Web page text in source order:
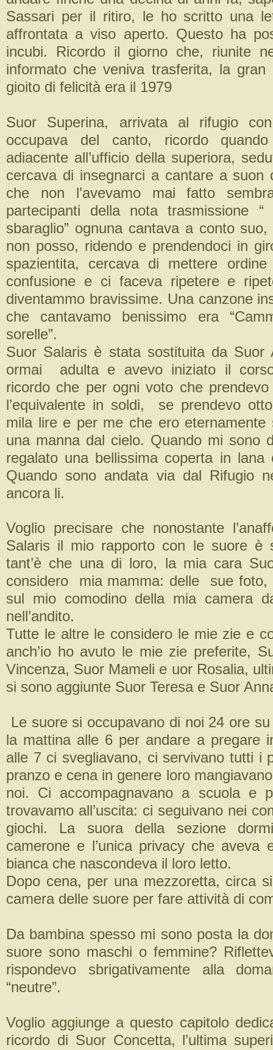
Sassari per il ritiro, le ho scritto una
affrontata a viso aperto. Questo ha
incubi. Ricordo il giorno che, riunite
informato che veniva trasferita, la
gioito di felicità era il 1979
Suor Superina, arrivata al rifugio
occupava del canto, ricordo
adiacente all’ufficio della superiora,
cercava di insegnarci a cantare a suon
che non l’avevamo mai fatto
partecipanti della nota trasmissione
sbaraglio” ognuna cantava a conto
non posso, ridendo e prendendoci in
spazientita, cercava di mettere
confusione e ci faceva ripetere e
diventammo bravissime. Una canzone
che cantavamo benissimo era
sorelle”.
Suor Salaris è stata sostituita da
ormai adulta e avevo iniziato il
ricordo che per ogni voto che
l’equivalente in soldi, se prendevo
mila lire e per me che ero eternamente
una manna dal cielo. Quando mi sono
regalato una bellissima coperta in lana
Quando sono andata via dal Rifugio
ancora li.
Voglio precisare che nonostante
Salaris il mio rapporto con le suore è
tant’è che una di loro, la mia cara
considero mia mamma: delle sue foto,
sul mio comodino della mia camera
nell’andito.
Tutte le altre le considero le mie zie e
anch’io ho avuto le mie zie preferite,
Vincenza, Suor Mameli e uor Rosalia,
si sono aggiunte Suor Teresa e Suor
Le suore si occupavano di noi 24 ore
la mattina alle 6 per andare a pregare
alle 7 ci svegliavano, ci servivano tutti i
pranzo e cena in genere loro
noi. Ci accompagnavano a scuola e
trovavamo all’uscita: ci seguivano nei
giochi. La suora della sezione
camerone e l’unica privacy che aveva
bianca che nascondeva il loro letto.
Dopo cena, per una mezzoretta, circa
camera delle suore per fare attività di
Da bambina spesso mi sono posta la
suore sono maschi o femmine?
rispondevo sbrigativamente alla
“neutre”.
Voglio aggiunge a questo capitolo
ricordo di Suor Concetta, l’ultima